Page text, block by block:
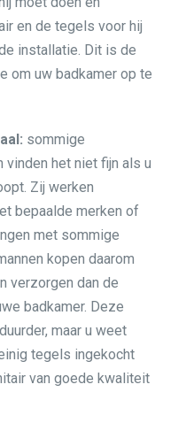
en de tegels voor hij
installatie. Dit is de
om uw badkamer op te
sommige
het niet fijn als u
Zij werken
bepaalde merken of
met sommige
kopen daarom
verzorgen dan de
badkamer. Deze
maar u weet
tegels ingekocht
van goede kwaliteit